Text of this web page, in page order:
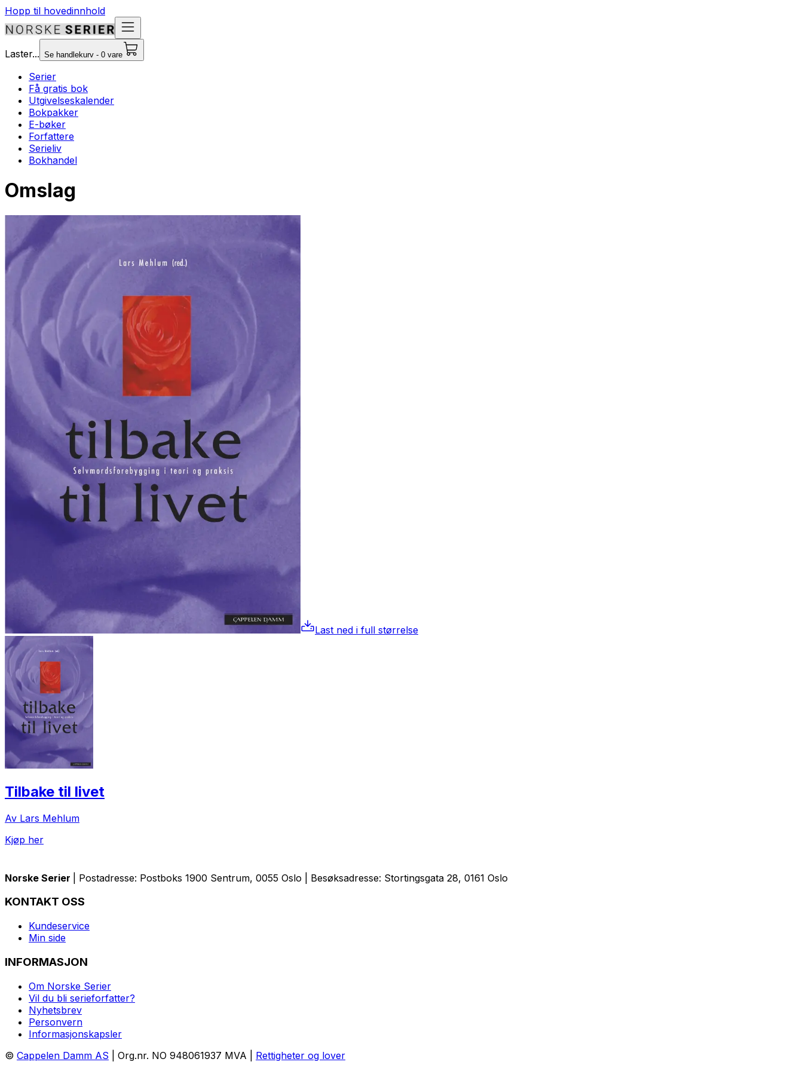
Hopp til hovedinnhold
Laster... Se handlekurv - 0 vare
Serier
Få gratis bok
Utgivelseskalender
Bokpakker
E-bøker
Forfattere
Serieliv
Bokhandel
Omslag
Last ned i full størrelse
Tilbake til livet
Av Lars Mehlum
Kjøp her
Norske Serier | Postadresse: Postboks 1900 Sentrum, 0055 Oslo | Besøksadresse: Stortingsgata 28, 0161 Oslo
KONTAKT OSS
Kundeservice
Min side
INFORMASJON
Om Norske Serier
Vil du bli serieforfatter?
Nyhetsbrev
Personvern
Informasjonskapsler
© Cappelen Damm AS | Org.nr. NO 948061937 MVA | Rettigheter og lover